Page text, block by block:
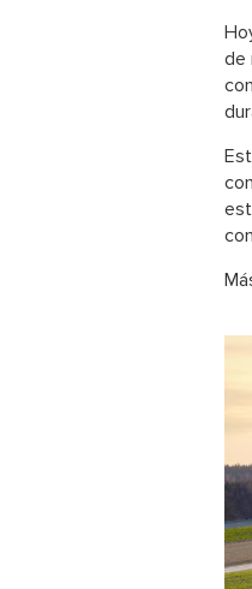
de